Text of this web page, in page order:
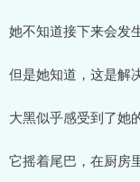
她不知道接下来会发
但是她知道，这是解
大黑似乎感受到了她
它摇着尾巴，在厨房